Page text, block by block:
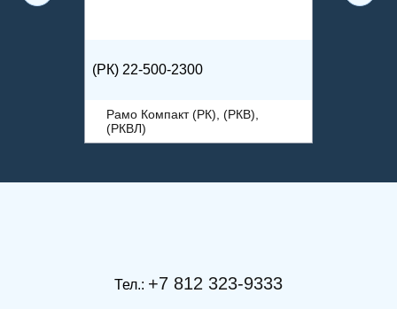
(РК) 22-500-2300
Рамо Компакт (РК), (РКВ),
(РКВЛ)
Тел.: +7 812 323-9333